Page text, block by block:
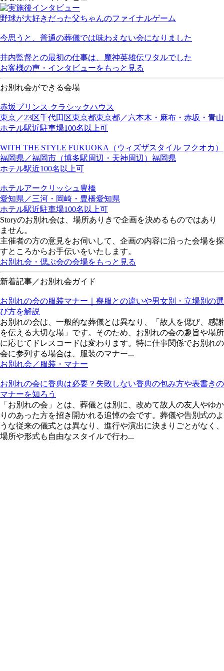
野球が大好きだった父ちゃんのファイナルゲーム
今思うと、普通の葬儀では味わえない会になりました
井内監督との最初の仕事は、魔神英雄伝ワタルでした
お客様の声・インタビューをもっと見る
お別れ会ができる会場
赤坂プリンス クラシックハウス
東京／23区千代田区東京都東京都／六本木・麻布・赤坂・青山
ホテル駅近駐車場100名以上可
WITH THE STYLE FUKUOKA（ウィズザスタイル フクオカ）
福岡県／福岡市（博多駅周辺・天神周辺） 福岡県
ホテル駅近100名以上可
ホテルアークリッシュ豊橋
愛知県／三河・岡崎・豊橋愛知県
ホテル駅近駐車場100名以上可
Storyのお別れ会は、場所ありきで企画を決めるものではあり
ません。
主催者の方の意見をお伺いして、企画の内容に沿った会場を探
すところからお手伝いをいたします。
お別れ会・偲ぶ会の会場をもっと見る
新着記事／お別れ会ガイド
お別れの会の服装マナー｜喪服との違いや男女別・立場別の選
び方を解説
お別れの会は、一般的な葬儀とは異なり、「故人を偲び、感謝
を伝える大切な場」です。そのため、お別れの会の趣旨や場所
に応じてドレスコードは変わります。特に仕事関係でお別れの
会に参列する場合は、服装のマナー...
お別れ会／服装・マナー
お別れの会に香典は必要？失敗しない香典の包み方や表書きの
マナーを知ろう
「お別れの会」とは、葬儀とは別に、改めて故人の友人やゆか
りのあった方を招き開かれる追悼の会です。葬儀や告別式のよ
うな従来の儀式とは異なり、進行や演出に決まりごとがなく、
場所や形式も自由なスタイルで行わ...